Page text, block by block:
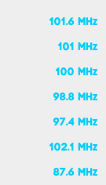
101.6 MHz
101 MHz
100 MHz
98.8 MHz
97.4 MHz
102.1 MHz
87.6 MHz